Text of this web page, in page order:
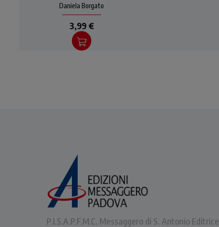
Daniela Borgato
3,99 €
P.I.S.A.P.F.M.C. Messaggero di S. Antonio Editrice